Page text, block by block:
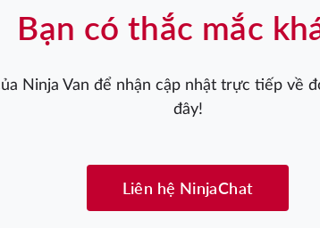
Bạn có thắc mắc
Ninja Van để nhận cập nhật trực tiếp về
đây!
Liên hệ NinjaChat